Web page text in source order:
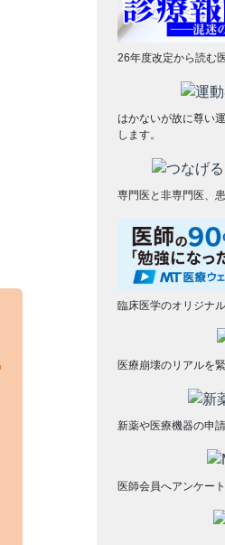
26年度改定から読む
はかないが故に尊い
します。
専門医と非専門医、
臨床医学のオリジナ
医療崩壊のリアルを
新薬や医療機器の申
医師会員へアンケー